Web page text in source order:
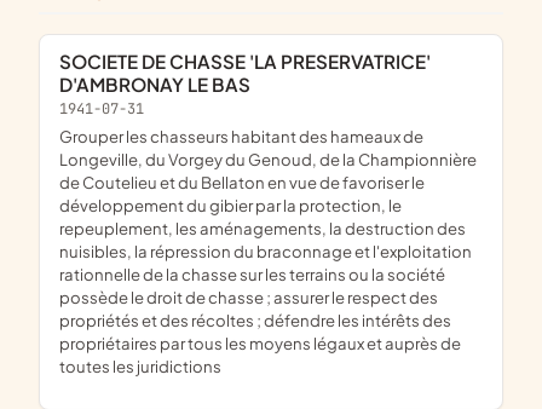
SOCIETE DE CHASSE 'LA PRESERVATRICE'
D'AMBRONAY LE BAS
1941-07-31
grouper les chasseurs habitant des hameaux de
Longeville, du Vorgey du Genoud, de la Championnière
de Coutelieu et du Bellaton en vue de favoriser le
développement du gibier par la protection, le
repeuplement, les aménagements, la destruction des
nuisibles, la répression du braconnage et l'exploitation
rationnelle de la chasse sur les terrains ou la société
possède le droit de chasse ; assurer le respect des
propriétés et des récoltes ; défendre les intérêts des
propriétaires par tous les moyens légaux et auprès de
toutes les juridictions